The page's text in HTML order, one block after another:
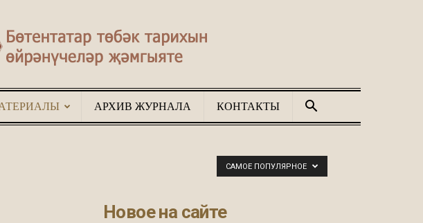
АРХИВ ЖУРНАЛА КОНТАКТЫ
САМОЕ ПОПУЛЯРНОЕ
Новое на сайте